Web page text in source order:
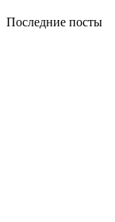
Последние посты